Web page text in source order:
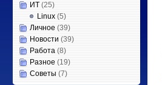
ИТ (25)
Linux (5)
Личное (39)
Новости (39)
Работа (8)
Разное (19)
Советы (7)